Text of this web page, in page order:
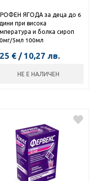
ЯГОДА за деца до 6
при висока
и болка сироп
5мл 100мл
€ / 10,27 лв.
НЕ Е НАЛИЧЕН